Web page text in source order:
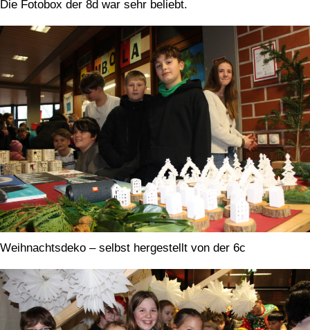
Die Fotobox der 8d war sehr beliebt.
Weihnachtsdeko – selbst hergestellt von der 6c